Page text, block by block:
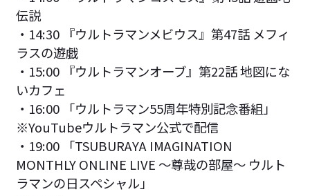
伝説
・14:30 『ウルトラマンメビウス』第47話 メフィ
ラスの遊戯
・15:00 『ウルトラマンオーブ』第22話 地図にな
いカフェ
・16:00 「ウルトラマン55周年特別記念番組」
※YouTubeウルトラマン公式で配信
・19:00 「TSUBURAYA IMAGINATION
MONTHLY ONLINE LIVE ～尊哉の部屋～ ウルト
ラマンの日スペシャル」